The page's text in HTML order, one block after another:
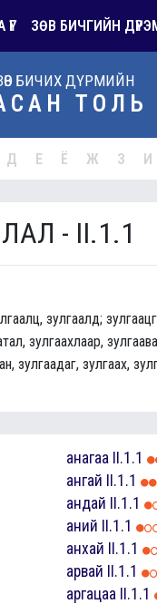
ЗӨВ БИЧГИЙН
БИЧИХ ДҮРМИЙН
ТОЛЬ
Д Е Ё Ж З И
- II.1.1
зулгаалд;
зулгаахлаар,
зулгаадаг, зулгаах,
анагаа II.1.1
ангай II.1.1
андай II.1.1
аний II.1.1
анхай II.1.1
арвай II.1.1
аргацаа II.1.1